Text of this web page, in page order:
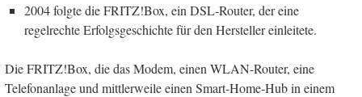
2004 folgte die FRITZ!Box, ein DSL-Router, der eine
regelrechte Erfolgsgeschichte für den Hersteller einleitete.
Die FRITZ!Box, die das Modem, einen WLAN-Router, eine
Telefonanlage und mittlerweile einen Smart-Home-Hub in einem